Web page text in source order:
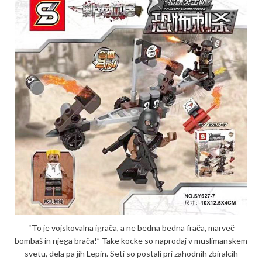
“To je vojskovalna igrača, a ne bedna bedna frača, marveč
bombaš in njega brača!” Take kocke so naprodaj v muslimanskem
svetu, dela pa jih Lepin. Seti so postali pri zahodnih zbiralcih